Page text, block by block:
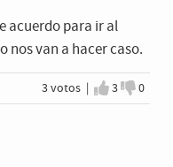
acuerdo para ir al
nos van a hacer caso.
3 votos |
Estoy de
3
No
0